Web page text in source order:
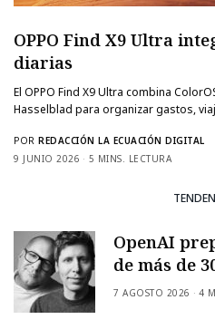
OPPO Find X9 Ultra
diarias
El OPPO Find X9 Ultra combina
Hasselblad para organizar gastos,
POR REDACCIÓN LA ECUACIÓN DIGITAL
9 JUNIO 2026
5 MINS. LECTURA
OpenAI
de más de
7 AGOSTO 2026 4